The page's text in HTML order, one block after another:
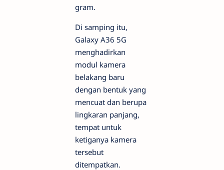
gram.
Di samping itu,
Galaxy A36 5G
menghadirkan
modul kamera
belakang baru
dengan bentuk yang
mencuat dan berupa
lingkaran panjang,
tempat untuk
ketiganya kamera
tersebut
ditempatkan.